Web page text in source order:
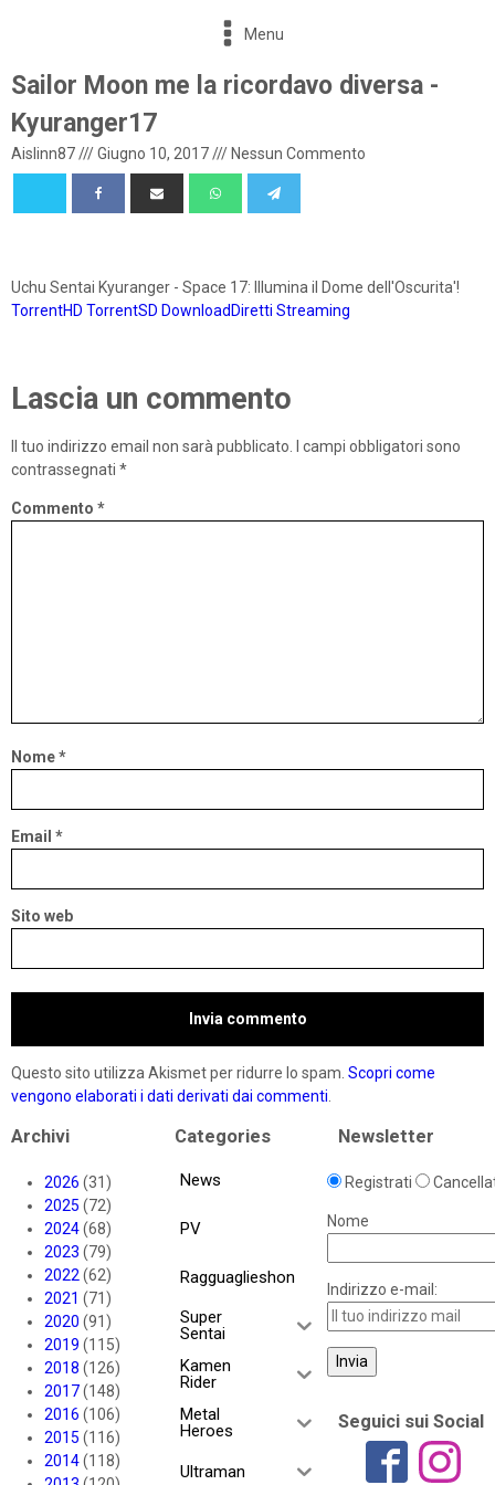
Menu
Sailor Moon me la ricordavo diversa -
Kyuranger17
Aislinn87///Giugno 10, 2017/// Nessun Commento
Uchu Sentai Kyuranger - Space 17: Illumina il Dome dell'Oscurita'!
TorrentHD TorrentSD DownloadDiretti Streaming
Lascia un commento
Il tuo indirizzo email non sarà pubblicato.
I campi obbligatori sono
contrassegnati *
Commento *
Nome*
Email *
Sito web
Questo sito utilizza Akismet per ridurre lo spam. Scopri come
vengono elaborati i dati derivati dai commenti.
Archivi
2026 (31)
2025 (72)
2024(68)
2023 (79)
2022(62)
2021 (71)
2020 (91)
2019 (115)
2018 (126)
2017(148)
2016 (106)
2015 (116)
2014(118)
Categories
News
PV
Ragguaglieshon
Super
Sentai
Kamen
Rider
Metal
Heroes
Ultraman
Newsletter
Registrati
Nome
Indirizzo e-mail:
Seguici sui Social